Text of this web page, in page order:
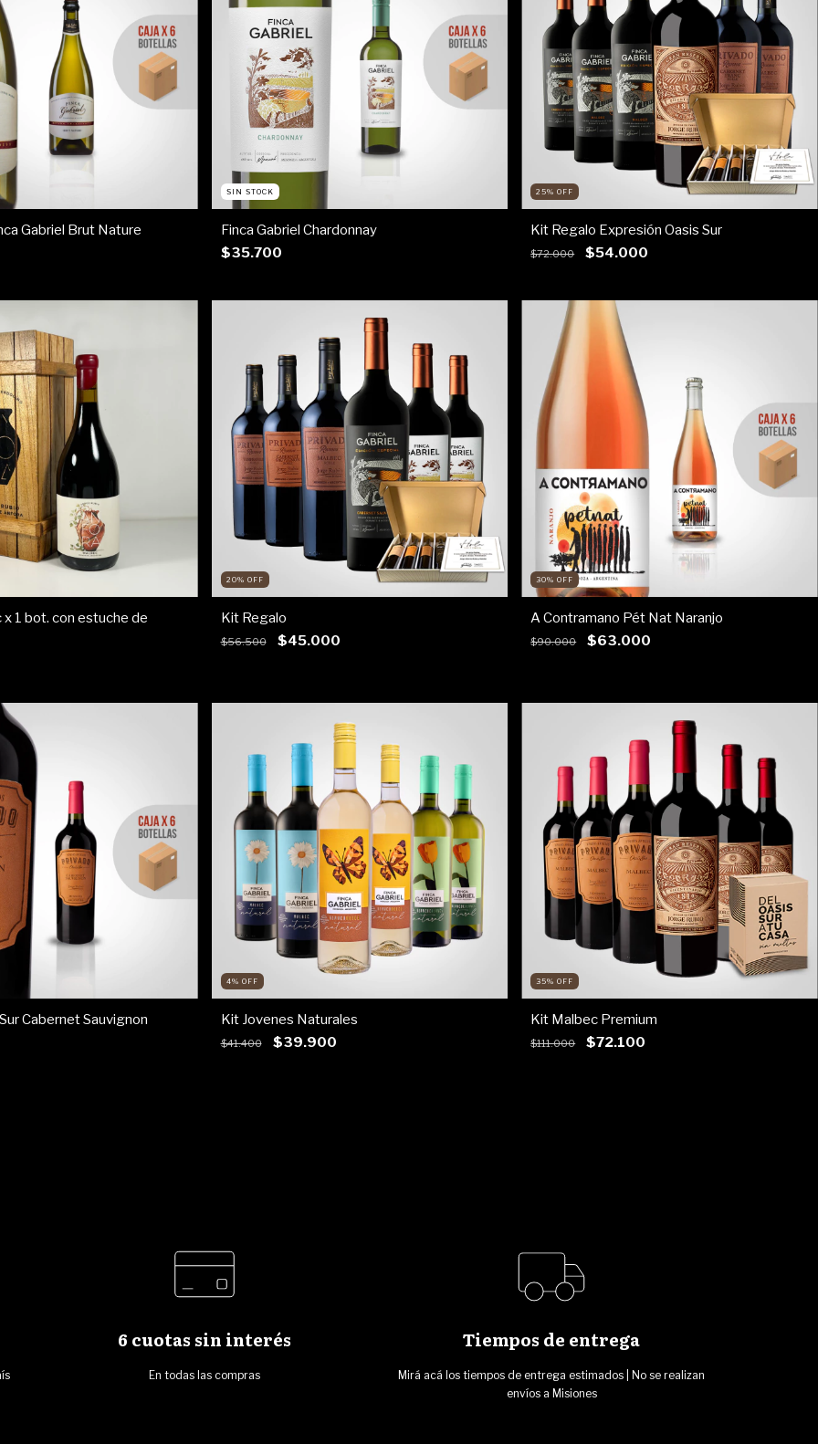
Gabriel Brut Nature
SIN STOCK
Finca Gabriel Chardonnay
$35.700
25%OFF
Kit Regalo Expresión Oasis Sur
$72.000 $54.000
1 bot. con estuche de
20% OFF
Kit Regalo
$56.500 $45.000
30%OFF
A Contramano Pét Nat Naranjo
$90.000 $63.000
Cabernet Sauvignon
4% OFF
Kit Jovenes Naturales
$41.400 $39.900
35%OFF
Kit Malbec Premium
$111.000 $72.100
6 cuotas sin interés
En todas las compras
Tiempos de entrega
Mirá acá los tiempos de entrega estimados | No se realizan
envíos a Misiones